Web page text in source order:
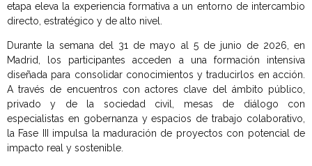
etapa eleva la experiencia formativa a un entorno de intercambio
directo, estratégico y de alto nivel.
Durante la semana del 31 de mayo al 5 de junio de 2026, en
Madrid, los participantes acceden a una formación intensiva
diseñada para consolidar conocimientos y traducirlos en acción.
A través de encuentros con actores clave del ámbito público,
privado y de la sociedad civil, mesas de diálogo con
especialistas en gobernanza y espacios de trabajo colaborativo,
la Fase III impulsa la maduración de proyectos con potencial de
impacto real y sostenible.